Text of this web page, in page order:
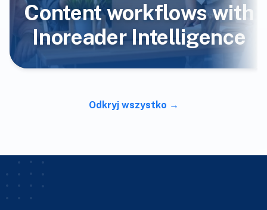
Content workflows with
Inoreader Intelligence
Odkryj wszystko